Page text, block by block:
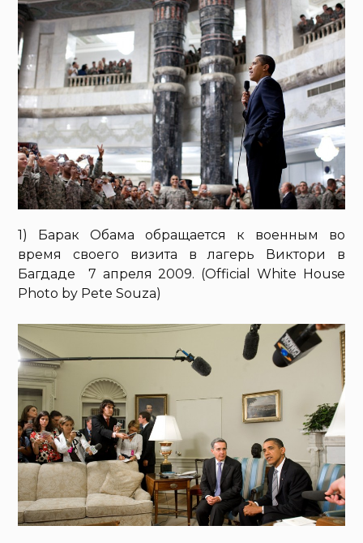
1) Барак Обама обращается к военным во
время своего визита в лагерь Виктори в
Багдаде 7 апреля 2009. (Official White House
Photo by Pete Souza)